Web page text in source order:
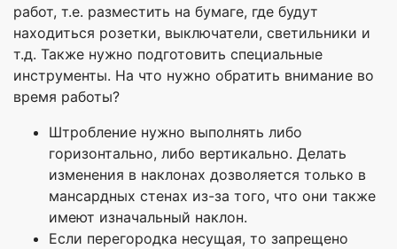
работ, т.е. разместить на бумаге, где будут
находиться розетки, выключатели, светильники и
т.д. Также нужно подготовить специальные
инструменты. На что нужно обратить внимание во
время работы?
Штробление нужно выполнять либо
горизонтально, либо вертикально. Делать
изменения в наклонах дозволяется только в
мансардных стенах из-за того, что они также
имеют изначальный наклон.
Если перегородка несущая, то запрещено